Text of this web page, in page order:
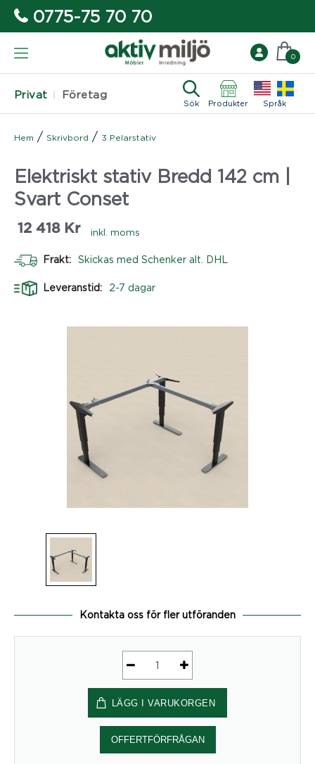
0775-75 70 70
Privat Företag
Sök Produkter Språk
0
Hem / Skrivbord / 3 Pelarstativ
Elektriskt stativ Bredd 142 cm |
Svart Conset
12 418 Kr inkl. moms
Frakt: Skickas med Schenker alt. DHL
Leveranstid: 2-7 dagar
Kontakta oss för fler utföranden
Elektriskt
stativ
Bredd
142
cm
|
LÄGG I VARUKORGEN
OFFERTFÖRFRÅGAN